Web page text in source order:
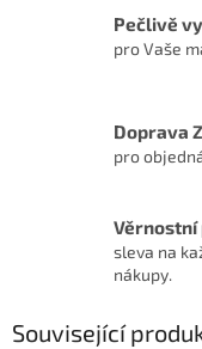
Pečlivě
pro Vaše
Doprava
pro
sleva na
nákupy.
Související